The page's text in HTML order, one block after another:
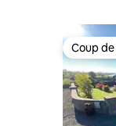
Coup
Coup